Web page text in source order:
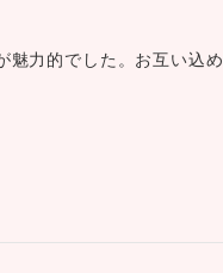
魅力的でした。お互い込め